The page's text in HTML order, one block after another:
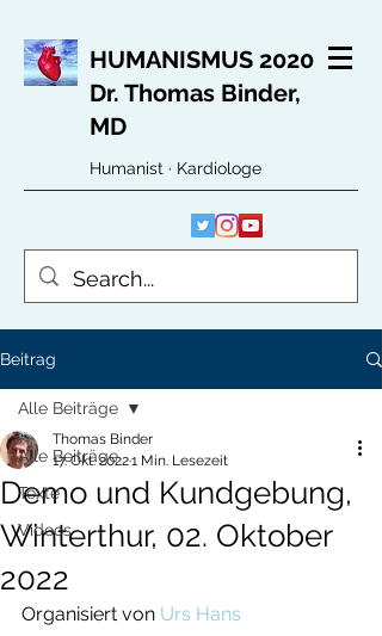
HUMANISMUS 2020
Dr. Thomas Binder,
MD
Humanist · Kardiologe
Beitrag
Alle Beiträge
Texte
Videos
Alle Beiträge
Demo und Kundgebung,
Winterthur, 02. Oktober
2022
Thomas Binder
17. Okt. 20221 Min. Lesezeit
Organisiert von Urs Hans